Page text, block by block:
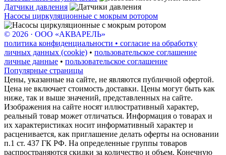
Датчики давления
Насосы циркуляционные с мокрым ротором
© 2026 · ООО «АКВАРЕЛЬ»
политика конфиденциальности • согласие на обработку
личных данных (cookie) • пользовательское соглашение
личные данные • пользовательское соглашение
Популярные страницы
Цены, указанные на сайте, не являются публичной офертой.
Цена не включает стоимость доставки. Цены могут быть как
ниже, так и выше значений, представленных на сайте.
Изображения на сайте носят иллюстративный характер,
реальный товар может отличаться. Информация о товарах и
их характеристиках носит информативный характер и
расценивается, как приглашение делать оферты на основании
п.1 ст. 437 ГК РФ. На определенные группы товаров
распространяются скидки за количество и объем. Конечную